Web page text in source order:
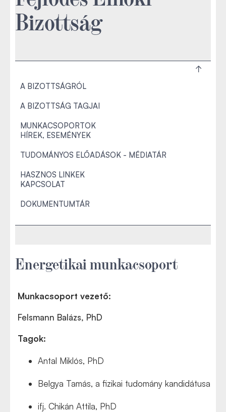
Bizottság
A BIZOTTSÁGRÓL
A BIZOTTSÁG TAGJAI
MUNKACSOPORTOK
HÍREK, ESEMÉNYEK
TUDOMÁNYOS ELŐADÁSOK - MÉDIATÁR
HASZNOS LINKEK
KAPCSOLAT
DOKUMENTUMTÁR
Energetikai munkacsoport
Munkacsoport vezető:
Felsmann Balázs, PhD
Tagok:
Antal Miklós, PhD
Belgya Tamás, a fizikai tudomány kandidátusa
ifj. Chikán Attila, PhD